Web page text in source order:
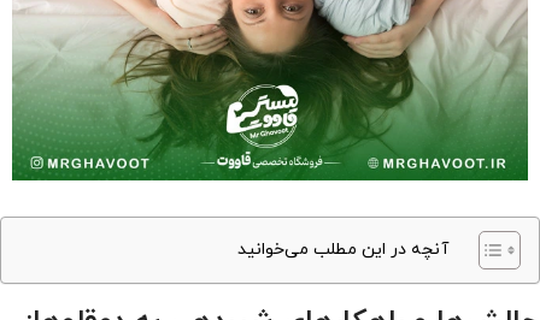
آنچه در این مطلب می‌خوانید